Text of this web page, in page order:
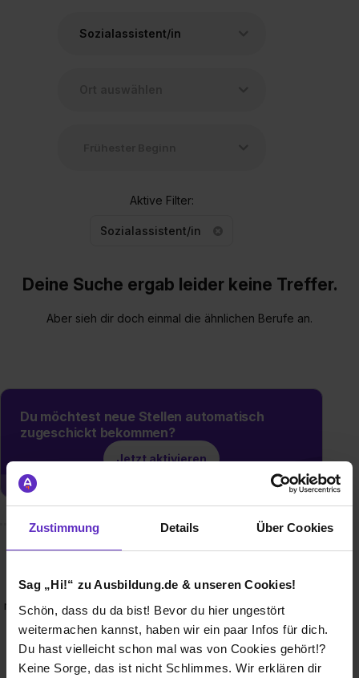
Zustimmung Details Über Cookies
Sag „Hi!“ zu Ausbildung.de & unseren Cookies!
Schön, dass du da bist! Bevor du hier ungestört
weitermachen kannst, haben wir ein paar Infos für dich.
Du hast vielleicht schon mal was von Cookies gehört!?
Keine Sorge, das ist nicht Schlimmes. Wir erklären dir
Sozialassistent/in
Aktive Filter:
Sozialassistent/in
Deine Suche ergab leider keine Treffer.
Aber sieh dir doch einmal die ähnlichen Berufe an.
Du möchtest neue Stellen automatisch
zugeschickt bekommen?
Jetzt aktivieren
Das historische Gebäude der BEST-Sabel Oberschulen ist
mit zwei Gebäuden wie ein großer Schulcampus aufgebaut.
Das Gymnasium und die Integrierte Sekundarschule (ISS)
befinden sich im Haupthaus. Das modern ausgebaute
Oberstufenhaus, direkt am Wasser gelegen, ergänzt den
Schulcampus seit 2024.